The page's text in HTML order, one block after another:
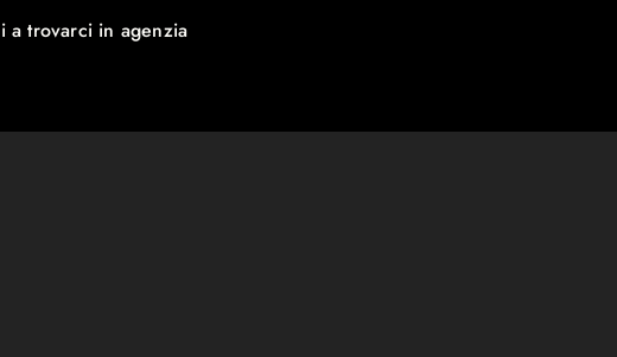
a trovarci in agenzia